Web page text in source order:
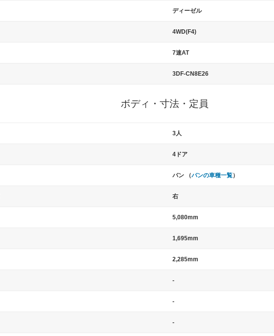
ディーゼル
4WD(F4)
7速AT
3DF-CN8E26
ボディ・寸法・定員
3人
4ドア
バン （バンの車種一覧）
右
5,080mm
1,695mm
2,285mm
-
-
-